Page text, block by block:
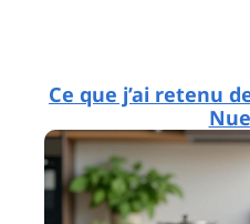
Ce que j’ai retenu